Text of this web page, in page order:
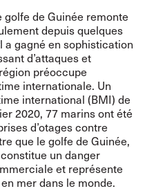
golfe de Guinée remonte
depuis quelques
gagné en sophistication
d’attaques et
préoccupe
internationale. Un
international (BMI) de
2020, 77 marins ont été
d’otages contre
que le golfe de Guinée,
un danger
et représente
mer dans le monde.